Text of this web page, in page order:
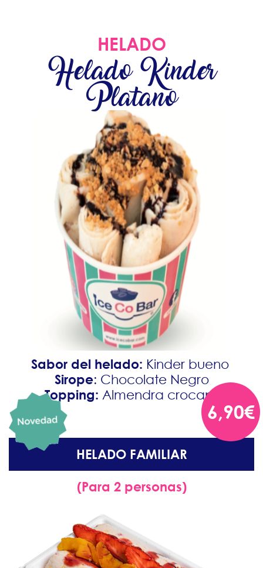
HELADO
Helado Kinder
Platano
Sabor del helado: Kinder bueno
Sirope: Chocolate Negro
Topping: Almendra crocanti
HELADO FAMILIAR
6,90€
(Para 2 personas)